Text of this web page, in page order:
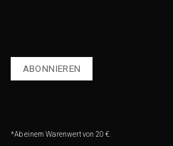
*Ab einem Warenwert von 20 €.